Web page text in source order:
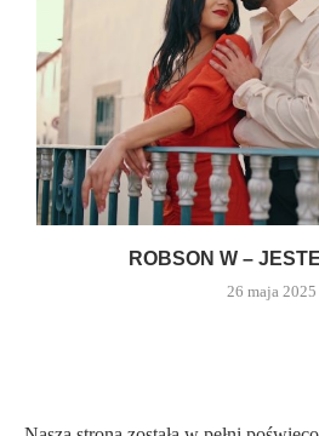
ROBSON W –
26 maja 2025